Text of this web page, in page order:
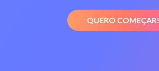
QUERO COMEÇAR!